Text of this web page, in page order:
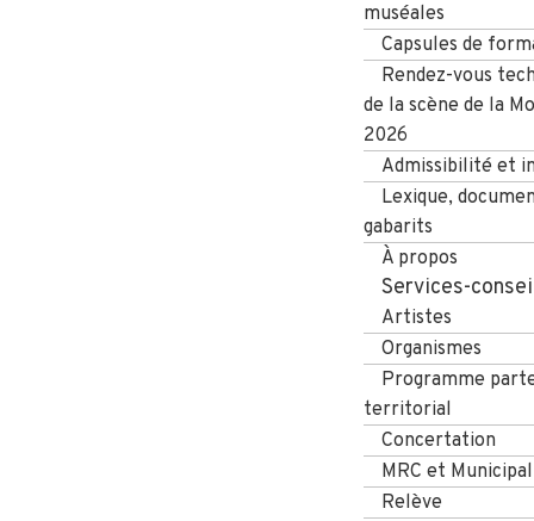
muséales
Capsules de
Rendez-vous
de la scène de la
2026
Admissibilité et
Lexique,
gabarits
À propos
Services-
Artistes
Organismes
Programme
territorial
Concertation
MRC et
Relève